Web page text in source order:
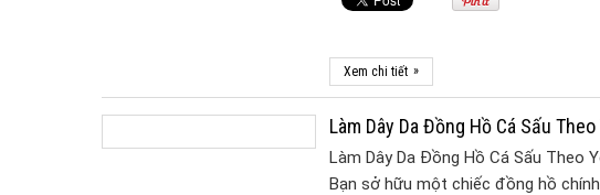
Xem chi tiết »
Làm Dây Da Đồng Hồ Cá Sấu
Làm Dây Da Đồng Hồ Cá Sấu Theo
Bạn sở hữu một chiếc đồng hồ